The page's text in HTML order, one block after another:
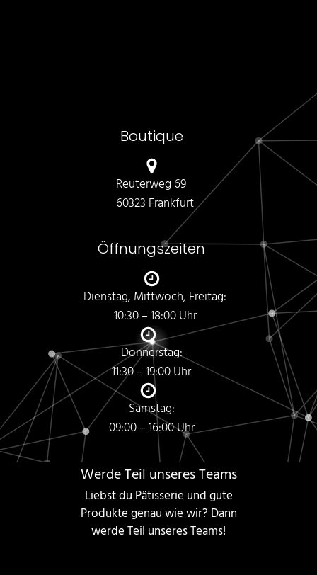
Boutique
Reuterweg 69
60323 Frankfurt
Öffnungszeiten
Dienstag, Mittwoch, Freitag:
10:30 – 18:00 Uhr
Donnerstag:
11:30 – 19:00 Uhr
Samstag:
09:00 – 16:00 Uhr
Werde Teil unseres Teams
Liebst du Pâtisserie und gute
Produkte genau wie wir? Dann
werde Teil unseres Teams!